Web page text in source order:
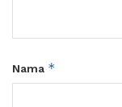
Nama *